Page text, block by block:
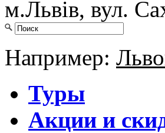
м.Львів, вул.
Например:
Туры
Акции и